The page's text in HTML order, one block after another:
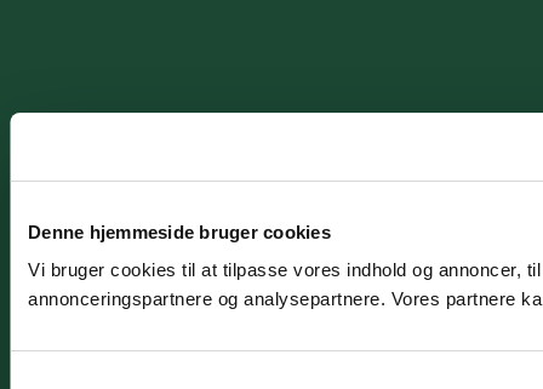
Denne hjemmeside bruger cookies
Vi bruger cookies til at tilpasse vores indhold og annoncer,
annonceringspartnere og analysepartnere. Vores partnere